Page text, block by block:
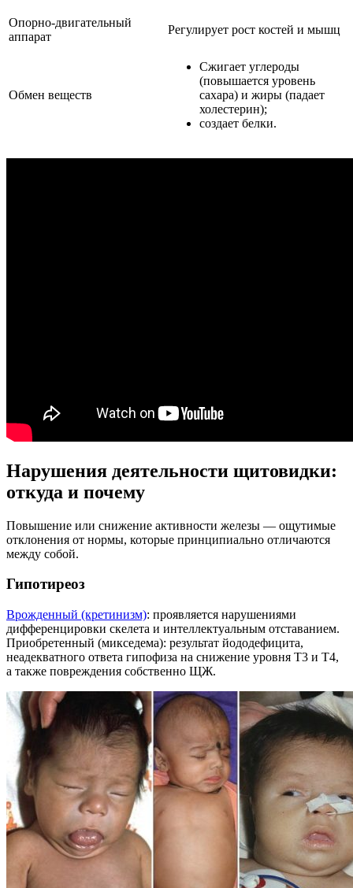
Опорно-двигательный
аппарат
Регулирует рост костей и мышц
Обмен веществ
Сжигает углероды
(повышается уровень
сахара) и жиры (падает
холестерин);
создает белки.
Нарушения деятельности щитовидки:
откуда и почему
Повышение или снижение активности железы — ощутимые
отклонения от нормы, которые принципиально отличаются
между собой.
Гипотиреоз
Врожденный (кретинизм): проявляется нарушениями
дифференцировки скелета и интеллектуальным отставанием.
Приобретенный (микседема): результат йододефицита,
неадекватного ответа гипофиза на снижение уровня Т3 и Т4,
а также повреждения собственно ЩЖ.